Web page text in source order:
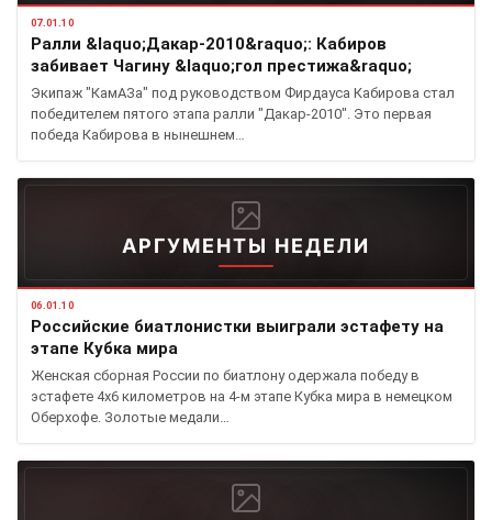
07.01.10
Ралли &laquo;Дакар-2010&raquo;: Кабиров
забивает Чагину &laquo;гол престижа&raquo;
Экипаж "КамАЗа" под руководством Фирдауса Кабирова стал
победителем пятого этапа ралли "Дакар-2010". Это первая
победа Кабирова в нынешнем…
АРГУМЕНТЫ НЕДЕЛИ
06.01.10
Российские биатлонистки выиграли эстафету на
этапе Кубка мира
Женская сборная России по биатлону одержала победу в
эстафете 4х6 километров на 4-м этапе Кубка мира в немецком
Оберхофе. Золотые медали…